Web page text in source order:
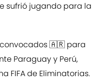
sufrió jugando para la
convocados 🇦🇷 para
Paraguay y Perú,
FIFA de Eliminatorias.